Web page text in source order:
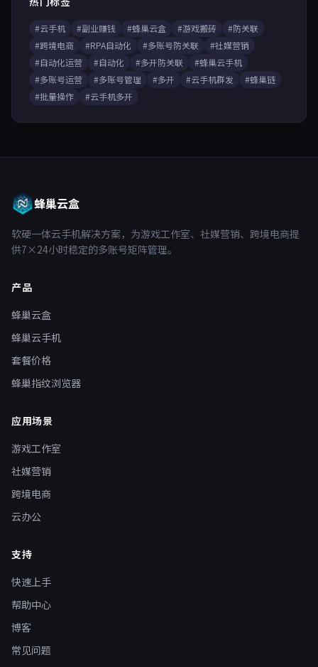
#云手机 #副业赚钱 #蜂巢云盒 #游戏搬砖
#防关联
#跨境电商
#RPA自动化 #多账号防关联
#社媒营销
#自动化运营
#自动化 #多开防关联
#蜂巢云手机
#多账号运营
#多账号管理 #多开 #云手机群发
#蜂巢链
#批量操作
#云手机多开
蜂巢云盒
软硬一体云手机解决方案，为游戏工作室、社媒营销、跨境电商提
供7×24小时稳定的多账号矩阵管理。
产品
蜂巢云盒
蜂巢云手机
套餐价格
蜂巢指纹浏览器
应用场景
游戏工作室
社媒营销
跨境电商
云办公
支持
快速上手
帮助中心
博客
常见问题